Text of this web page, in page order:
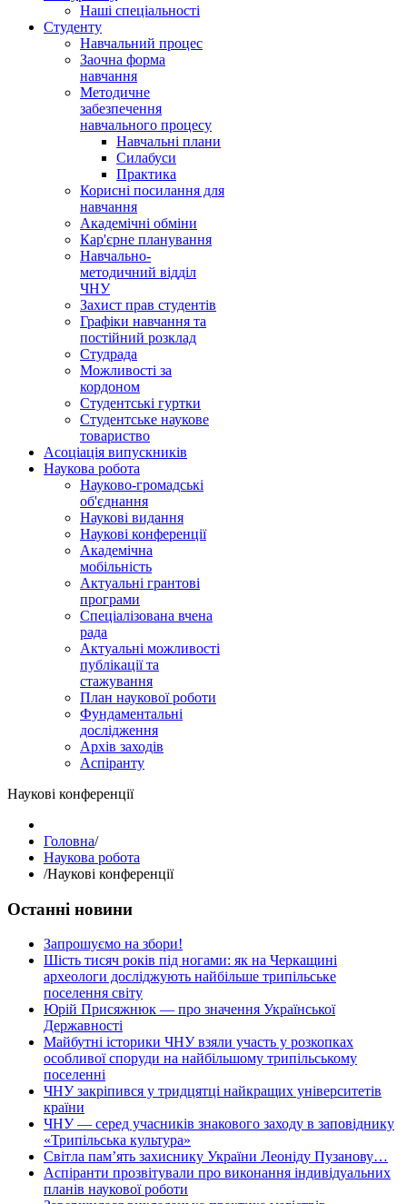
Наші спеціальності
Студенту
Навчальний процес
Заочна форма
навчання
Методичне
забезпечення
навчального процесу
Навчальні плани
Силабуси
Практика
Корисні посилання для
навчання
Академічні обміни
Кар'єрне планування
Навчально-
методичний відділ
ЧНУ
Захист прав студентів
Графіки навчання та
постійний розклад
Студрада
Можливості за
кордоном
Студентські гуртки
Студентське наукове
товариство
Асоціація випускників
Наукова робота
Науково-громадські
об'єднання
Наукові видання
Наукові конференції
Академічна
мобільність
Актуальні грантові
програми
Спеціалізована вчена
рада
Актуальні можливості
публікації та
стажування
План наукової роботи
Фундаментальні
дослідження
Архів заходів
Аспіранту
Наукові конференції
Головна/
Наукова робота
/Наукові конференції
Останні новини
Запрошуємо на збори!
Шість тисяч років під ногами: як на Черкащині
археологи досліджують найбільше трипільське
поселення світу
Юрій Присяжнюк — про значення Української
Державності
Майбутні історики ЧНУ взяли участь у розкопках
особливої споруди на найбільшому трипільському
поселенні
ЧНУ закріпився у тридцятці найкращих університетів
країни
ЧНУ — серед учасників знакового заходу в заповіднику
«Трипільська культура»
Світла пам’ять захиснику України Леоніду Пузанову…
Аспіранти прозвітували про виконання індивідуальних
планів наукової роботи